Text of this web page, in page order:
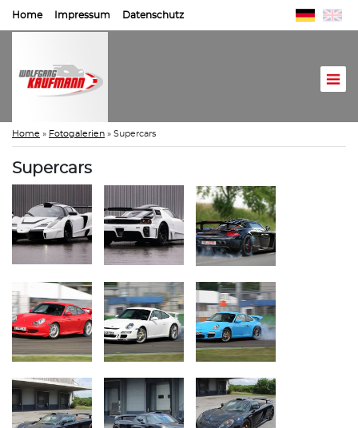
Home Impressum Datenschutz
Home » Fotogalerien » Supercars
Supercars